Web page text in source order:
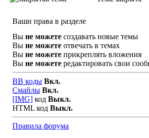
Ваши права в разделе
Вы не можете создавать новые темы
Вы не можете отвечать в темах
Вы не можете прикреплять вложения
Вы не можете редактировать свои
BB коды Вкл.
Смайлы Вкл.
[IMG] код Выкл.
HTML код Выкл.
Правила форума